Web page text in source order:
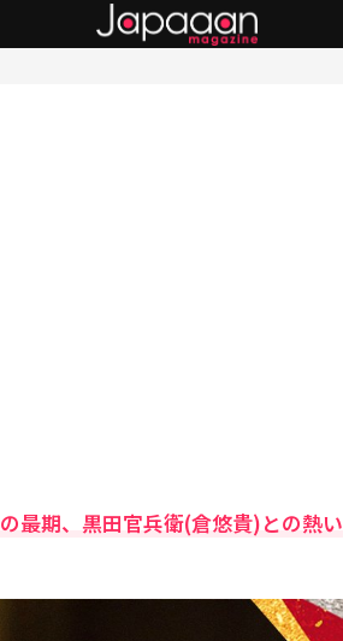
最期、黒田官兵衛(倉悠貴)との熱い